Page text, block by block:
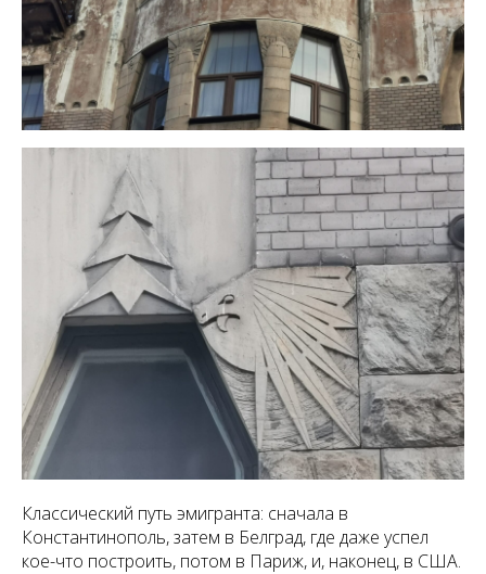
Классический путь эмигранта: сначала в
Константинополь, затем в Белград, где даже успел
кое-что построить, потом в Париж, и, наконец, в США.